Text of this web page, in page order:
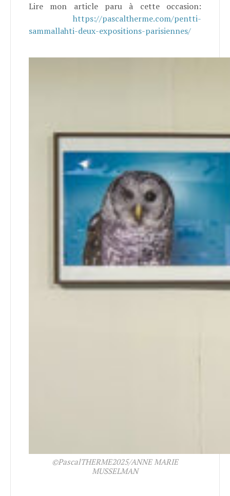
Lire mon article paru à cette occasion:
https://pascaltherme.com/pentti-
sammallahti-deux-expositions-parisiennes/
©PascalTHERME2025/ANNE MARIE
MUSSELMAN